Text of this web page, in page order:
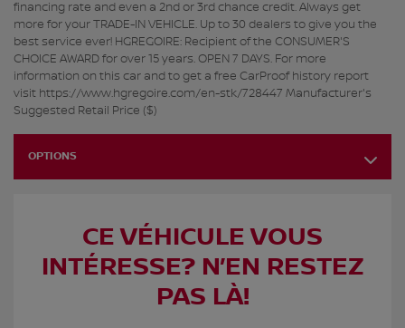
financing rate and even a 2nd or 3rd chance credit. Always get
more for your TRADE-IN VEHICLE. Up to 30 dealers to give you the
best service ever! HGREGOIRE: Recipient of the CONSUMER'S
CHOICE AWARD for over 15 years. OPEN 7 DAYS. For more
information on this car and to get a free CarProof history report
visit https://www.hgregoire.com/en-stk/728447 Manufacturer's
Suggested Retail Price ($)
OPTIONS
CE VÉHICULE VOUS
INTÉRESSE? N’EN RESTEZ
PAS LÀ!